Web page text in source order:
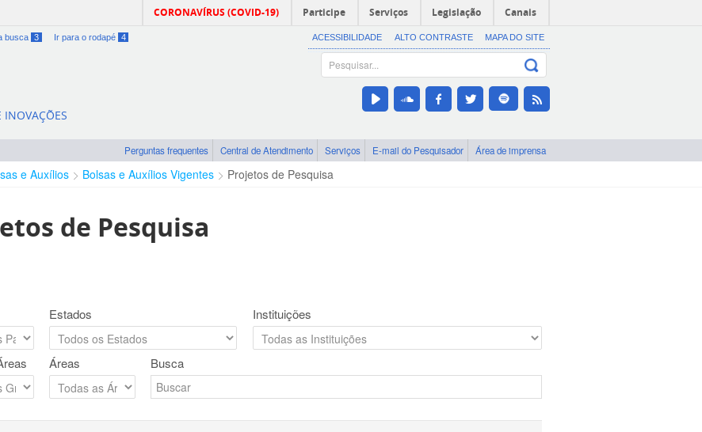
CORONAVÍRUS (COVID-19) Participe Serviços Legislação Canais
busca 3 Ir para o rodapé 4 ACESSIBILIDADE ALTO CONTRASTE MAPA DO SITE
Perguntas frequentes Central de Atendimento Serviços E-mail do Pesquisador Área de imprensa
e Auxílios Bolsas e Auxílios Vigentes Projetos de Pesquisa
de Pesquisa
Estados Instituições
Áreas Busca